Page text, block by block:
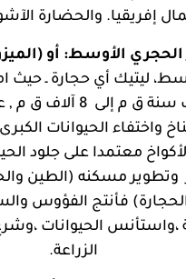
إفريقيا. والحضارة
الأوسط: أو
ليتيك أي حجارة ـ حيث
من 12 ألف سنة ق م
واختفاء الحيوانات
معتمدا على جلود
وتطوير مسكنه (الطين
فأنتج الفؤوس
،واستأنس الحيوانات
الزراعة.